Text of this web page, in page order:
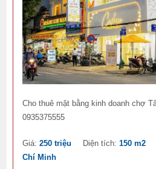
Cho thuê mặt bằng kinh doanh chợ
0935375555
Giá:250 triệu Diện tích:150 m2
Chí Minh